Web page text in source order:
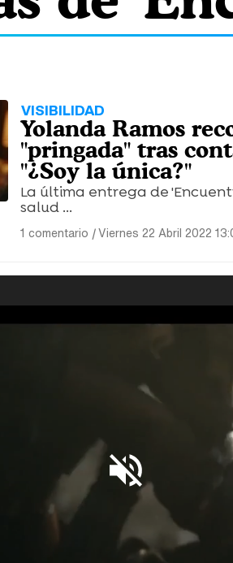
VISIBILIDAD
Yolanda Ramos
"pringada" tras
"¿Soy la única?"
La última entrega de
salud ...
1 comentario |Viernes 22 Abril 2022